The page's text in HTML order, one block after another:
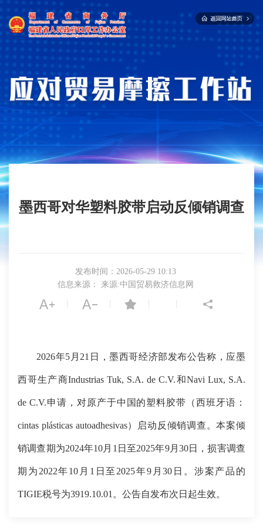
墨西哥对华塑料胶带启动反倾销调查
发布时间：2026-05-29 10:13
信息来源： 来源:中国贸易救济信息网
2026年5月21日，墨西哥经济部发布公告称，应墨
西哥生产商Industrias Tuk, S.A. de C.V.和Navi Lux, S.A.
de C.V.申请，对原产于中国的塑料胶带（西班牙语：
cintas plásticas autoadhesivas）启动反倾销调查。本案倾
销调查期为2024年10月1日至2025年9月30日，损害调查
期为2022年10月1日至2025年9月30日。涉案产品的
TIGIE税号为3919.10.01。公告自发布次日起生效。